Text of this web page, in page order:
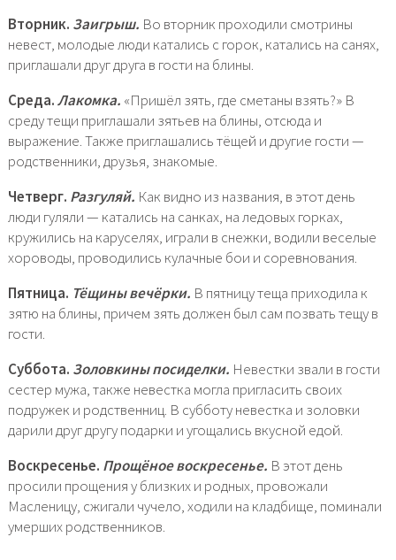
Вторник. Заигрыш. Во вторник проходили смотрины
невест, молодые люди катались с горок, катались на санях,
приглашали друг друга в гости на блины.
Среда.Лакомка. «Пришёл зять, где сметаны взять?» В
среду тещи приглашали зятьев на блины, отсюда и
выражение. Также приглашались тёщей и другие гости —
родственники, друзья, знакомые.
Четверг. Разгуляй. Как видно из названия, в этот день
люди гуляли — катались на санках, на ледовых горках,
кружились на каруселях, играли в снежки, водили веселые
хороводы, проводились кулачные бои и соревнования.
Пятница. Тёщины вечёрки. В пятницу теща приходила к
зятю на блины, причем зять должен был сам позвать тещу в
гости.
Суббота. Золовкины посиделки. Невестки звали в гости
сестер мужа, также невестка могла пригласить своих
подружек и родственниц. В субботу невестка и золовки
дарили друг другу подарки и угощались вкусной едой.
Воскресенье. Прощёное воскресенье. В этот день
просили прощения у близких и родных, провожали
Масленицу, сжигали чучело, ходили на кладбище, поминали
умерших родственников.